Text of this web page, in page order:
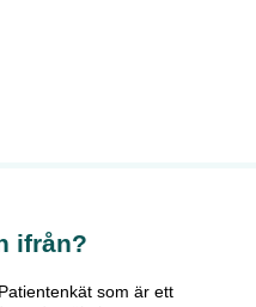
ifrån?
som är ett